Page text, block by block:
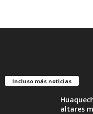
Incluso más noticias
altares